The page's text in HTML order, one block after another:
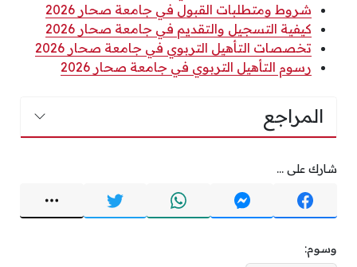
شروط ومتطلبات القبول في جامعة صحار 2026
كيفية التسجيل والتقديم في جامعة صحار 2026
تخصصات التأهيل التربوي في جامعة صحار 2026
رسوم التأهيل التربوي في جامعة صحار 2026
المراجع
شارك على ...
وسوم: